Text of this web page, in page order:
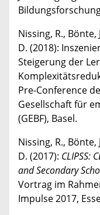
Bildungsforschung
Nissing, R., Bönte,
D. (2018):
Steigerung der
Pre-Conference
Gesellschaft für
(GEBF), Basel.
Nissing, R., Bönte,
D. (2017): CLIPSS:
and Secondary
Vortrag im
Impulse 2017,